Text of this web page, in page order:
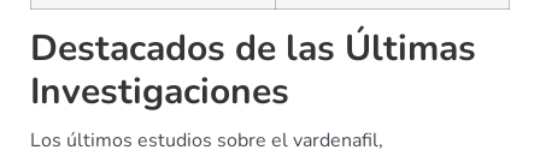
Destacados de las Últimas
Investigaciones
Los últimos estudios sobre el vardenafil,